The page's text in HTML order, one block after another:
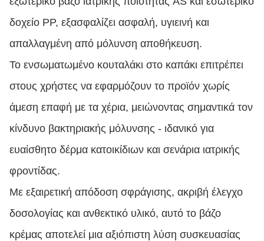
δοχείο PP, εξασφαλίζει ασφαλή, υγιεινή και
απαλλαγμένη από μόλυνση αποθήκευση.
Το ενσωματωμένο κουταλάκι στο καπάκι επιτρέπει
στους χρήστες να εφαρμόζουν το προϊόν χωρίς
άμεση επαφή με τα χέρια, μειώνοντας σημαντικά τον
κίνδυνο βακτηριακής μόλυνσης - ιδανικό για
ευαίσθητο δέρμα κατοικίδιων και σενάρια ιατρικής
φροντίδας.
Με εξαιρετική απόδοση σφράγισης, ακριβή έλεγχο
δοσολογίας και ανθεκτικό υλικό, αυτό το βάζο
κρέμας αποτελεί μια αξιόπιστη λύση συσκευασίας